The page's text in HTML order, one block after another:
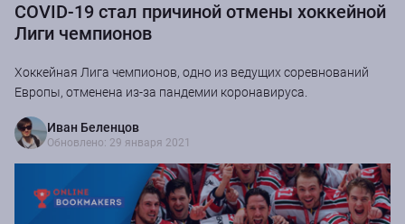
COVID-19 стал причиной отмены хоккейной
Лиги чемпионов
Хоккейная Лига чемпионов, одно из ведущих соревнований
Европы, отменена из-за пандемии коронавируса.
Иван Беленцов
Обновлено: 29 января 2021